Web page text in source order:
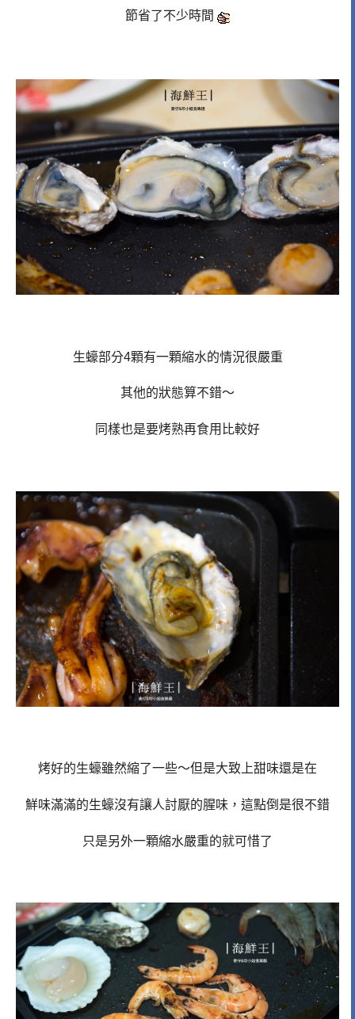
節省了不少時間
生蠔部分4顆有一顆縮水的情況很嚴重
其他的狀態算不錯～
同樣也是要烤熟再食用比較好
烤好的生蠔雖然縮了一些～但是大致上甜味還是在
鮮味滿滿的生蠔沒有讓人討厭的腥味，這點倒是很不錯
只是另外一顆縮水嚴重的就可惜了